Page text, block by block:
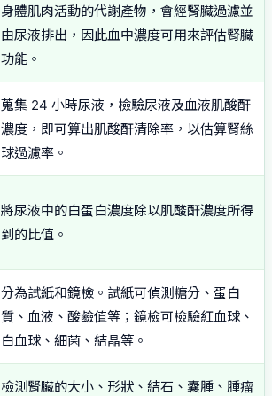
身體肌肉活動的代謝產物，會經腎臟過濾並
由尿液排出，因此血中濃度可用來評估腎臟
功能。
蒐集 24 小時尿液，檢驗尿液及血液肌酸酐
濃度，即可算出肌酸酐清除率，以估算腎絲
球過濾率。
將尿液中的白蛋白濃度除以肌酸酐濃度所得
到的比值。
分為試紙和鏡檢。試紙可偵測糖分、蛋白
質、血液、酸鹼值等；鏡檢可檢驗紅血球、
白血球、細菌、結晶等。
檢測腎臟的大小、形狀、結石、囊腫、腫瘤